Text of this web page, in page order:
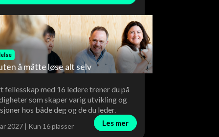
å måtte løse alt selv
fellesskap med 16 ledere trener du på
som skaper varig utvikling og
hos både deg og de du leder.
2027 | Kun 16 plasser Les mer